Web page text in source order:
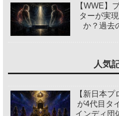
【WWE】
ターが実
か？過去
人気
【新日本
が4代目タ
インディ団